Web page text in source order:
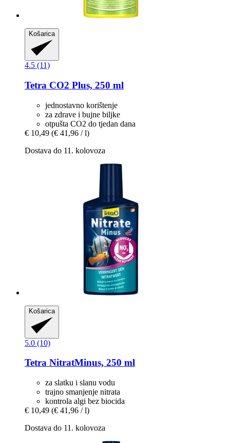
Košarica
4.5 (11)
Tetra CO2 Plus, 250 ml
jednostavno korištenje
za zdrave i bujne biljke
otpušta CO2 do tjedan dana
€ 10,49 (€ 41,96 / l)
Dostava do 11. kolovoza
Košarica
5.0 (10)
Tetra NitratMinus, 250 ml
za slatku i slanu vodu
trajno smanjenje nitrata
kontrola algi bez biocida
€ 10,49 (€ 41,96 / l)
Dostava do 11. kolovoza